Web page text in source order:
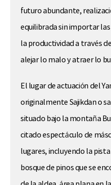
futuro abundante,
equilibrada sin importar
la productividad a través
alejar lo malo y atraer lo
El lugar de actuación del
originalmente Sajikdan o
situado bajo la montaña
citado espectáculo de
lugares, incluyendo la
bosque de pinos que se